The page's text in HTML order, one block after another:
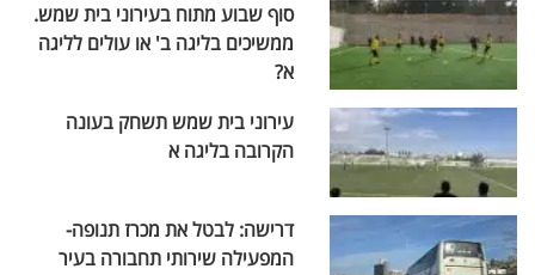
סוף שבוע מתוח בעירוני בית שמש.
ממשיכים בליגה ב' או עולים לליגה
א?
עירוני בית שמש תשחק בעונה
הקרובה בליגה א
דרישה: לבטל את מכרז תנופה-
המפעילה שירותי תחבורה בעיר